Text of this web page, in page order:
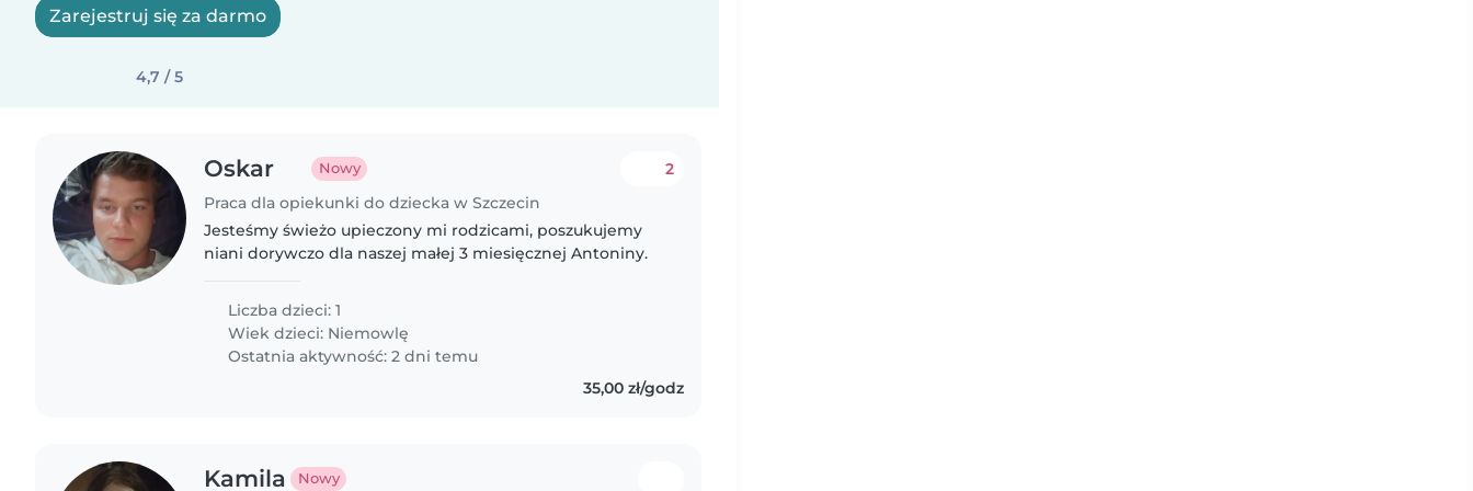
Zarejestruj się za darmo
4,7 / 5
Oskar Nowy
Praca dla opiekunki do dziecka w Szczecin
2
Jesteśmy świeżo upieczony mi rodzicami, poszukujemy
niani dorywczo dla naszej małej 3 miesięcznej Antoniny.
Liczba dzieci: 1
Wiek dzieci: Niemowlę
Ostatnia aktywność: 2 dni temu
35,00 zł/godz
Kamila Nowy